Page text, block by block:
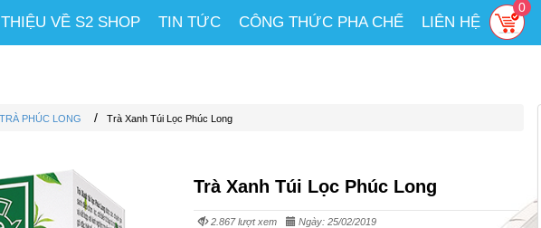
VỀ S2 SHOP TIN TỨC CÔNG THỨC PHA CHẾ LIÊN HỆ
0
TRÀ PHÚC LONG / Trà Xanh Túi Lọc Phúc Long
Trà Xanh Túi Lọc Phúc Long
2.867 lượt xem Ngày: 25/02/2019